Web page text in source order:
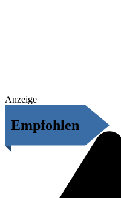
Anzeige
Empfohlen